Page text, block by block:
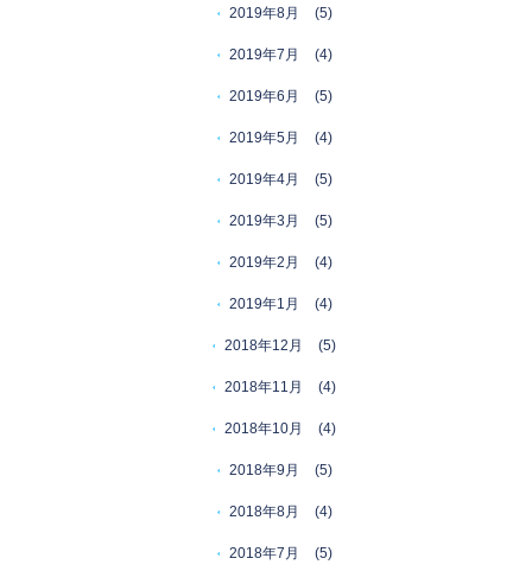
2019年8月 (5)
2019年7月 (4)
2019年6月 (5)
2019年5月 (4)
2019年4月 (5)
2019年3月 (5)
2019年2月 (4)
2019年1月 (4)
2018年12月 (5)
2018年11月 (4)
2018年10月 (4)
2018年9月 (5)
2018年8月 (4)
2018年7月 (5)